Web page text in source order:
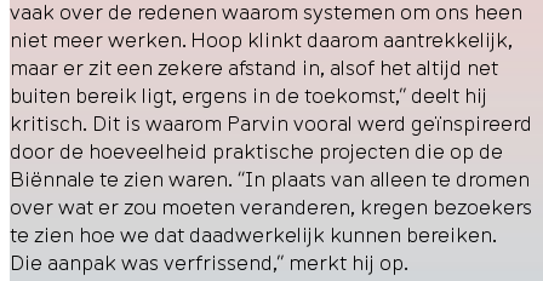
vaak over de redenen waarom systemen om ons heen
niet meer werken. Hoop klinkt daarom aantrekkelijk,
maar er zit een zekere afstand in, alsof het altijd net
buiten bereik ligt, ergens in de toekomst,” deelt hij
kritisch. Dit is waarom Parvin vooral werd geïnspireerd
door de hoeveelheid praktische projecten die op de
Biënnale te zien waren. “In plaats van alleen te dromen
over wat er zou moeten veranderen, kregen bezoekers
te zien hoe we dat daadwerkelijk kunnen bereiken.
Die aanpak was verfrissend,” merkt hij op.